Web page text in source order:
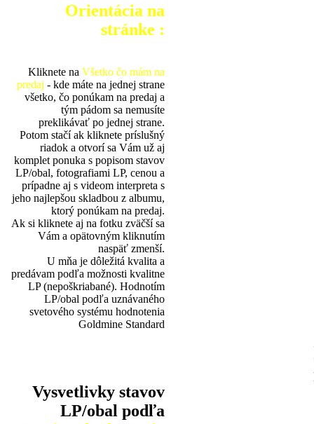
Orientácia na
stránke :
Kliknete na Všetko čo mám na
predaj - kde máte na jednej strane
všetko, čo ponúkam na predaj a
tým pádom sa nemusíte
preklikávať po jednej strane.
Potom stačí ak kliknete príslušný
riadok a otvorí sa Vám už aj
komplet ponuka s popisom stavov
LP/obal, fotografiami LP, cenou a
prípadne aj s videom interpreta s
jeho najlepšou skladbou z albumu,
ktorý ponúkam na predaj.
Ak si kliknete aj na fotku zväčší sa
Vám a opätovným kliknutím
naspäť zmenší.
U mňa je dôležitá kvalita a
predávam podľa možnosti kvalitne
LP (nepoškriabané). Hodnotím
LP/obal podľa uznávaného
svetového systému hodnotenia
Goldmine Standard
Vysvetlivky stavov
LP/obal podľa